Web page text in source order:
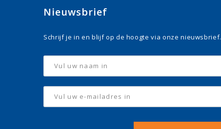
Nieuwsbrief
Schrijf je in en blijf op de hoogte via onze nieuwsbrief.